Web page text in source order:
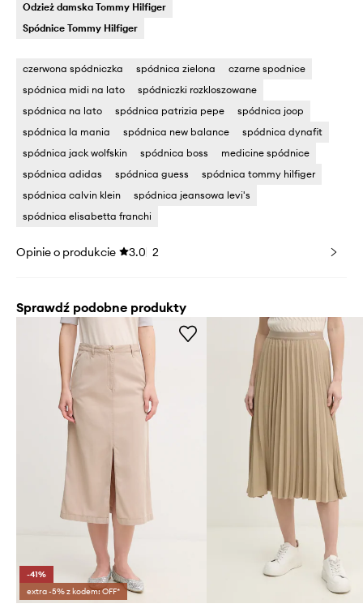
Odzież damska Tommy Hilfiger
Spódnice Tommy Hilfiger
czerwona spódniczka spódnica zielona
czarne spodnice
spódnica midi na lato
spódniczki rozkloszowane
spódnica na lato
spódnica patrizia pepe
spódnica joop
spódnica la mania
spódnica new balance
spódnica dynafit
spódnica jack wolfskin
spódnica boss
medicine spódnice
spódnica adidas
spódnica guess
spódnica tommy hilfiger
spódnica calvin klein
spódnica jeansowa levi's
spódnica elisabetta franchi
Opinie o produkcie 3.0 2
Sprawdź podobne produkty
-41%
extra -5% z kodem: OFF*